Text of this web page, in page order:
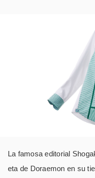
La famosa editorial
eta de Doraemon en su